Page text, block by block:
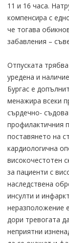
11 и 16 часа.
компенсира с
че тогава
забавления –
Отпуската
уредена и
Бургас е
менажира всеки
сърдечно-
профилактичния
поставянето на
кардиологична
високочестотен
за пациенти с
наследствена
инсулти и
неразположение
дори тревогата
неприятни